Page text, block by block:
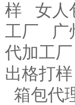
样
女人
工厂
广
代加工厂
出格打样
箱包代